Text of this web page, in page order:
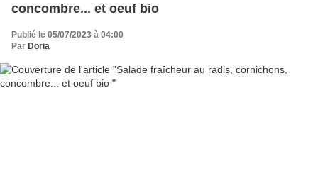
concombre... et oeuf bio
Publié le 05/07/2023 à 04:00
Par Doria